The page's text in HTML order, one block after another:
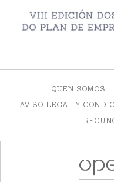
QUEN SOMOS
AVISO LEGAL Y